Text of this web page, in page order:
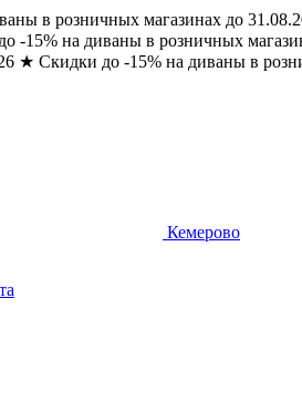
в розничных магазинах до
-15% на диваны в розничных
★ Скидки до -15% на диваны в
Кемерово